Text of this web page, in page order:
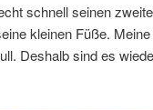
schnell seinen
kleinen Füße.
Deshalb sind es